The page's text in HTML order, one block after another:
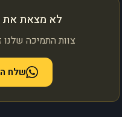
לא מצאת
צוות התמיכה
שלח